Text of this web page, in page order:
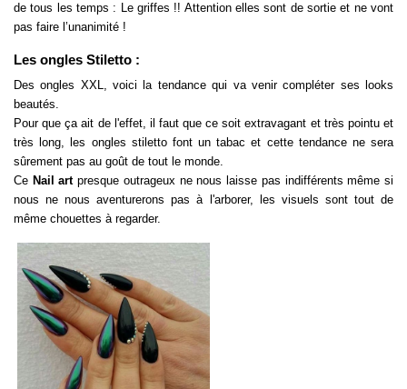
de tous les temps : Le griffes !! Attention elles sont de sortie et ne vont
pas faire l’unanimité !
Les ongles Stiletto :
Des ongles XXL, voici la tendance qui va venir compléter ses looks
beautés.
Pour que ça ait de l'effet, il faut que ce soit extravagant et très pointu et
très long, les ongles stiletto font un tabac et cette tendance ne sera
sûrement pas au goût de tout le monde.
Ce Nail artpresque outrageux ne nous laisse pas indifférents même si
nous ne nous aventurerons pas à l'arborer, les visuels sont tout de
même chouettes à regarder.